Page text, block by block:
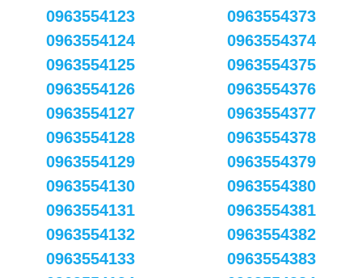
0963554123
0963554124
0963554125
0963554126
0963554127
0963554128
0963554129
0963554130
0963554131
0963554132
0963554133
0963554373
0963554374
0963554375
0963554376
0963554377
0963554378
0963554379
0963554380
0963554381
0963554382
0963554383